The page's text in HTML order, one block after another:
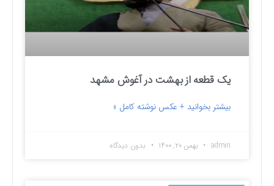
یک قطعه از بهشت در آغوش مشهد
بیشتر بخوانید + عکس نوشته کامل »
admin بهمن ۲۰, ۱۴۰۰ بدون دیدگاه